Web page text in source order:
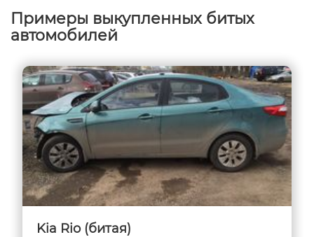
Примеры выкупленных битых
автомобилей
Kia Rio (битая)